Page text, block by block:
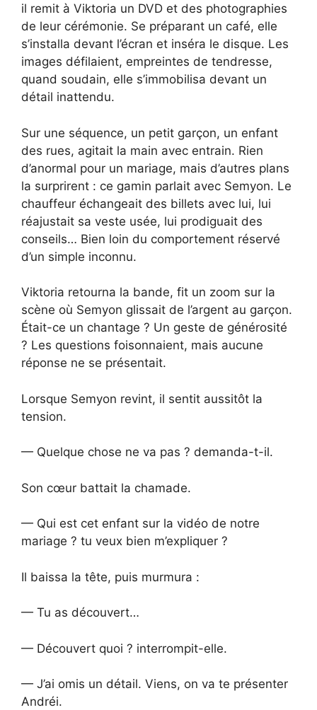
il remit à Viktoria un DVD et des photographies
de leur cérémonie. Se préparant un café, elle
s’installa devant l’écran et inséra le disque. Les
images défilaient, empreintes de tendresse,
quand soudain, elle s’immobilisa devant un
détail inattendu.
Sur une séquence, un petit garçon, un enfant
des rues, agitait la main avec entrain. Rien
d’anormal pour un mariage, mais d’autres plans
la surprirent : ce gamin parlait avec Semyon. Le
chauffeur échangeait des billets avec lui, lui
réajustait sa veste usée, lui prodiguait des
conseils… Bien loin du comportement réservé
d’un simple inconnu.
Viktoria retourna la bande, fit un zoom sur la
scène où Semyon glissait de l’argent au garçon.
Était-ce un chantage ? Un geste de générosité
? Les questions foisonnaient, mais aucune
réponse ne se présentait.
Lorsque Semyon revint, il sentit aussitôt la
tension.
— Quelque chose ne va pas ? demanda-t-il.
Son cœur battait la chamade.
— Qui est cet enfant sur la vidéo de notre
mariage ? tu veux bien m’expliquer ?
Il baissa la tête, puis murmura :
— Tu as découvert…
— Découvert quoi ? interrompit-elle.
— J’ai omis un détail. Viens, on va te présenter
Andréi.